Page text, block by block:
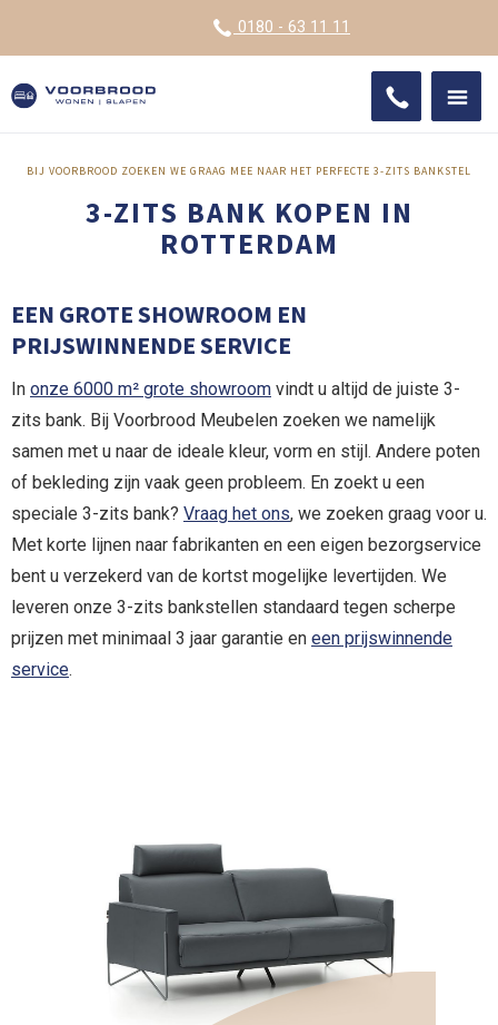
0180 - 63 11 11
3-ZITS BANK KOPEN IN
ROTTERDAM
BIJ VOORBROOD ZOEKEN WE GRAAG MEE NAAR HET PERFECTE 3-ZITS BANKSTEL
EEN GROTE SHOWROOM EN
PRIJSWINNENDE SERVICE
In onze 6000 m² grote showroom vindt u altijd de juiste 3-
zits bank. Bij Voorbrood Meubelen zoeken we namelijk
samen met u naar de ideale kleur, vorm en stijl. Andere poten
of bekleding zijn vaak geen probleem. En zoekt u een
speciale 3-zits bank? Vraag het ons, we zoeken graag voor u.
Met korte lijnen naar fabrikanten en een eigen bezorgservice
bent u verzekerd van de kortst mogelijke levertijden. We
leveren onze 3-zits bankstellen standaard tegen scherpe
prijzen met minimaal 3 jaar garantie en een prijswinnende
service.